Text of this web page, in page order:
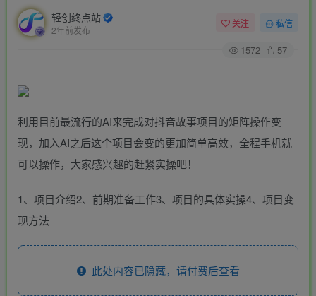
轻创终点站
2年前发布
关注 私信
1572 57
利用目前最流行的AI来完成对抖音故事项目的矩阵操作变
现，加入AI之后这个项目会变的更加简单高效，全程手机就
可以操作，大家感兴趣的赶紧实操吧！
1、项目介绍2、前期准备工作3、项目的具体实操4、项目变
现方法
此处内容已隐藏，请付费后查看